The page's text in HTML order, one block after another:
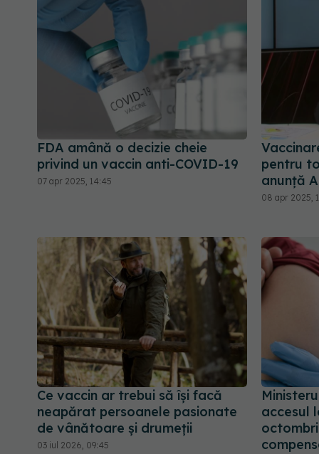
FDA amână o decizie cheie
privind un vaccin anti-COVID-19
07 apr 2025, 14:45
pentru
anunță
08 apr 2025,
Ce vaccin ar trebui să își facă
neapărat persoanele pasionate
de vânătoare și drumeții
03 iul 2026, 09:45
accesul